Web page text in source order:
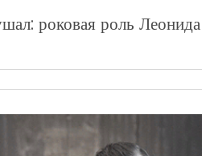
роковая роль Леонида